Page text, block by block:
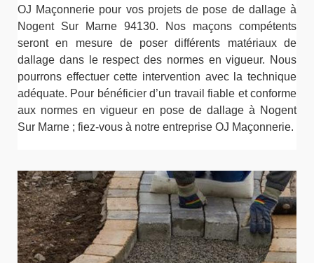
OJ Maçonnerie pour vos projets de pose de dallage à
Nogent Sur Marne 94130. Nos maçons compétents
seront en mesure de poser différents matériaux de
dallage dans le respect des normes en vigueur. Nous
pourrons effectuer cette intervention avec la technique
adéquate. Pour bénéficier d’un travail fiable et conforme
aux normes en vigueur en pose de dallage à Nogent
Sur Marne ; fiez-vous à notre entreprise OJ Maçonnerie.